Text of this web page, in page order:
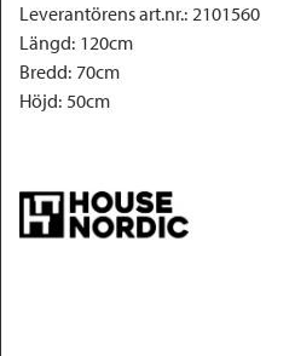
Leverantörens art.nr.: 2101560
Längd: 120cm
Bredd: 70cm
Höjd: 50cm